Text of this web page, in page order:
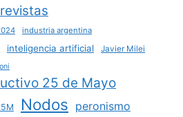
industria argentina
inteligencia artificial Javier Milei
25 de Mayo
Nodos peronismo